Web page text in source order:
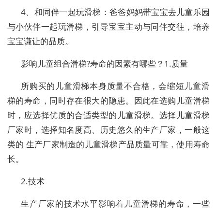
4、和同伴一起玩滑梯：爸爸妈妈带宝宝去儿童乐园
与小伙伴一起玩滑梯，引导宝宝主动与同伴交往，培养
宝宝谦让的品质。
影响儿童组合滑梯?寿命的因素有哪些？1.质量
所购买的儿童滑梯本身质量不合格，会缩短儿童滑
梯的寿命，同时存在很大的隐患。因此在选购儿童滑梯
时，应选择优质的合适类型的儿童滑梯。选择儿童滑梯
厂家时，选择知名度高、历史悠久的生产厂家，一般这
类的 生产厂家制造的儿童滑梯产品质量可靠，使用寿命
长。
2.技术
生产厂家的技术水平影响着儿童滑梯的寿命，一些